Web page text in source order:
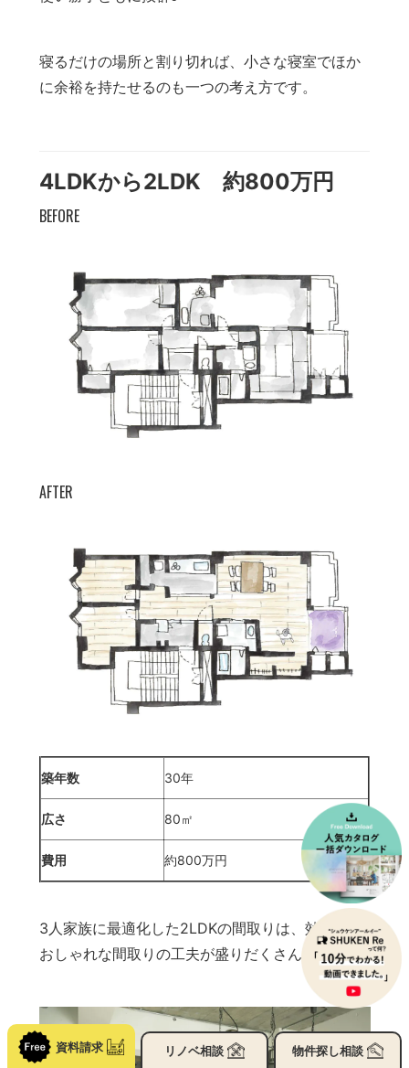
寝るだけの場所と割り切れば、小さな寝室でほか
に余裕を持たせるのも一つの考え方です。
4LDKから2LDK 約800万円
BEFORE
AFTER
築年数 30年
広さ 80㎡
費用 約800万円
3人家族に最適化した2LDKの間取りは、効率的で
おしゃれな間取りの工夫が盛りだくさんです。
資料請求 リノベ相談 物件探し相談